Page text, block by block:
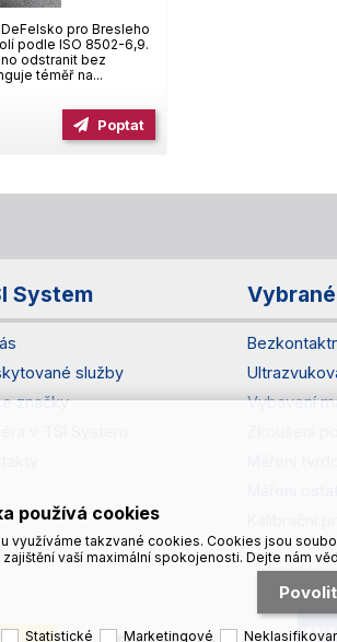
pro Bresleho
podle ISO 8502-6,9.
odstranit bez
téměř na...
Poptat
System
služby
značky
Vybavení
používá cookies
využíváme takzvané cookies. Cookies jsou
vaší maximální spokojenosti. Dejte nám
Statistické Marketingové